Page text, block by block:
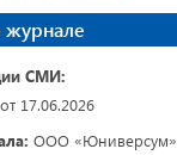
СМИ:
17.06.2026
ООО «Юниверсум»